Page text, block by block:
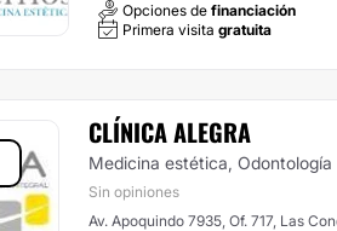
Opciones de financiación
Primera visita gratuita
CLÍNICA ALEGRA
Medicina estética, Odontología
Sin opiniones
Av. Apoquindo 7935, Of. 717, Las